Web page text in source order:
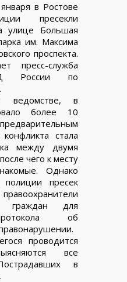
в Ростове
пресекли
улице Большая
им. Максима
проспекта.
пресс-служба
России по
ведомстве, в
более 10
стала
между двумя
чего к месту
Однако
пресек
граждан для
об
проводится
все
в